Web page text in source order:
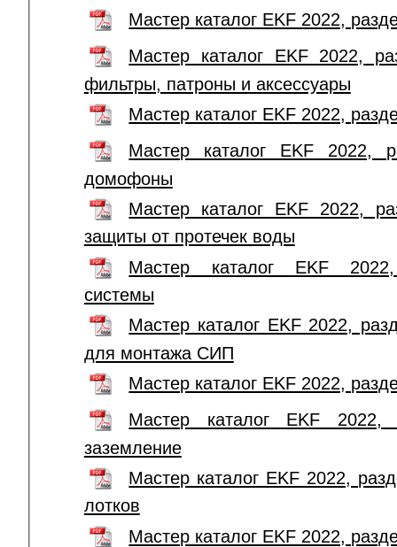
Мастер каталог EKF 2022,
Мастер каталог EKF 2022,
фильтры, патроны и аксессуары
Мастер каталог EKF 2022,
Мастер каталог EKF 2022,
домофоны
Мастер каталог EKF 2022,
защиты от протечек воды
Мастер каталог EKF
системы
Мастер каталог EKF 2022,
для монтажа СИП
Мастер каталог EKF 2022,
Мастер каталог EKF
заземление
Мастер каталог EKF 2022,
лотков
Мастер каталог EKF 2022,